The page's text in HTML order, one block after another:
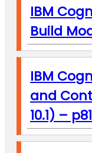
IBM
Build
IBM
and
10.1) –